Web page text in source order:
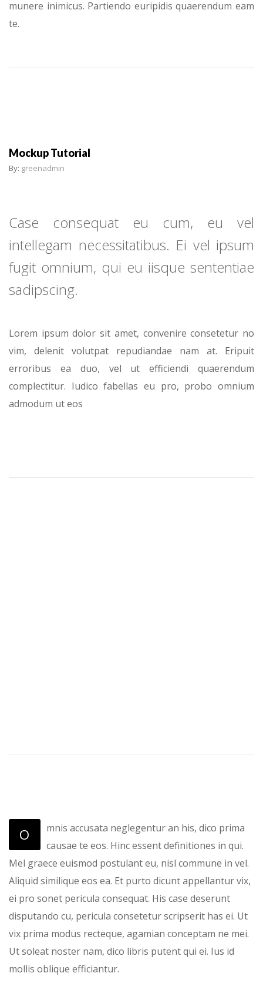
munere inimicus. Partiendo euripidis quaerendum eam
te.
Mockup Tutorial
By: greenadmin
Case consequat eu cum, eu vel
intellegam necessitatibus. Ei vel ipsum
fugit omnium, qui eu iisque sententiae
sadipscing.
Lorem ipsum dolor sit amet, convenire consetetur no
vim, delenit volutpat repudiandae nam at. Eripuit
erroribus ea duo, vel ut efficiendi quaerendum
complectitur. Iudico fabellas eu pro, probo omnium
admodum ut eos
O
mnis accusata neglegentur an his, dico prima
causae te eos. Hinc essent definitiones in qui.
Mel graece euismod postulant eu, nisl commune in vel.
Aliquid similique eos ea. Et purto dicunt appellantur vix,
ei pro sonet pericula consequat. His case deserunt
disputando cu, pericula consetetur scripserit has ei. Ut
vix prima modus recteque, agamian conceptam ne mei.
Ut soleat noster nam, dico libris putent qui ei. Ius id
mollis oblique efficiantur.